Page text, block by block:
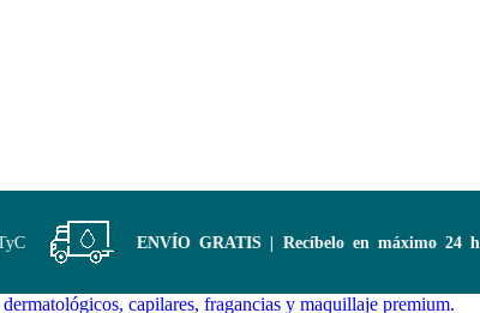
ENVÍO GRATIS | Recíbelo en máximo 24